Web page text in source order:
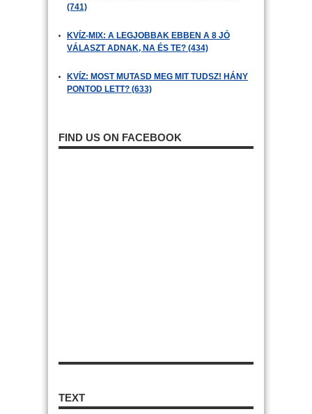
(741)
KVÍZ-MIX: A LEGJOBBAK EBBEN A 8 JÓ
VÁLASZT ADNAK, NA ÉS TE? (434)
KVÍZ: MOST MUTASD MEG MIT TUDSZ! HÁNY
PONTOD LETT? (633)
FIND US ON FACEBOOK
TEXT